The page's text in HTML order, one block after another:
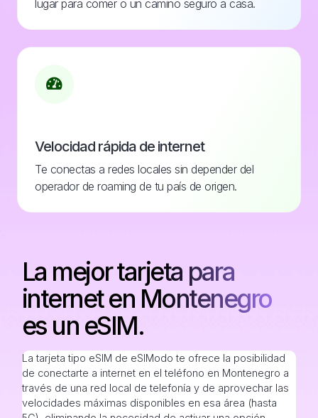
lugar para comer o un camino seguro a casa.
Velocidad rápida de internet
Te conectas a redes locales sin depender del
operador de roaming de tu país de origen.
La mejor tarjeta para
internet en Montenegro
es un eSIM.
La tarjeta tipo eSIM de eSIModo te ofrece la posibilidad
de conectarte a internet en el teléfono en Montenegro a
través de una red local de telefonía y de aprovechar las
velocidades máximas disponibles en esa área (hasta